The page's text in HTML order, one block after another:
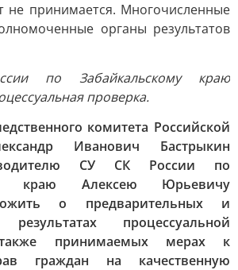
не принимается. Многочисленные
органы результатов
по Забайкальскому краю
проверка.
комитета Российской
Иванович Бастрыкин
СУ СК России по
краю Алексею Юрьевичу
о предварительных и
результатах процессуальной
принимаемых мерах к
граждан на качественную